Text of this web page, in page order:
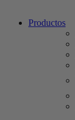
Productos